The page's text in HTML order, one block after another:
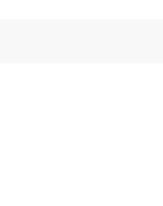
Epargne &